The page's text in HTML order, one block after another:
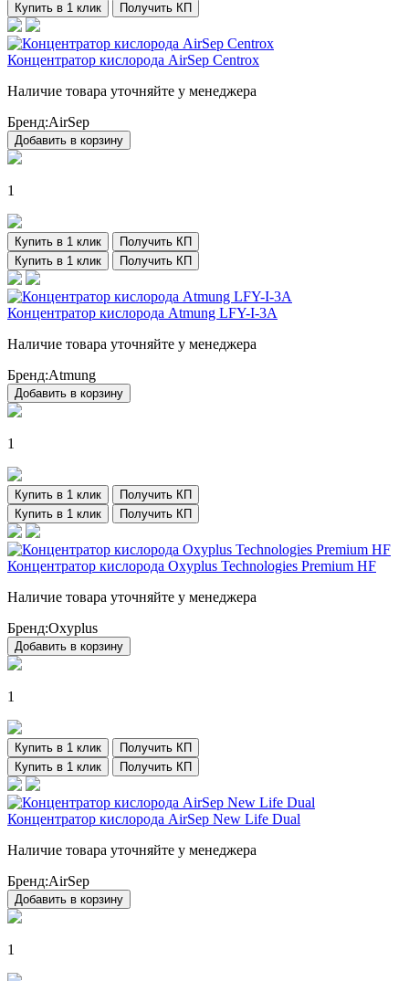
Купить в 1 клик Получить КП
Концентратор кислорода AirSep Centrox
Наличие товара уточняйте у менеджера
Бренд:AirSep
Добавить в корзину
1
Купить в 1 клик
Получить КП
Купить в 1 клик
Получить КП
Концентратор кислорода Atmung LFY-I-3A
Наличие товара уточняйте у менеджера
Бренд:Atmung
Добавить в корзину
1
Купить в 1 клик
Получить КП
Купить в 1 клик
Получить КП
Концентратор кислорода Oxyplus Technologies Premium HF
Наличие товара уточняйте у менеджера
Бренд:Oxyplus
Добавить в корзину
1
Купить в 1 клик
Получить КП
Купить в 1 клик
Получить КП
Концентратор кислорода AirSep New Life Dual
Наличие товара уточняйте у менеджера
Бренд:AirSep
Добавить в корзину
1